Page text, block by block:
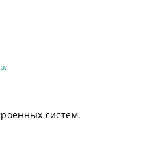
систем.